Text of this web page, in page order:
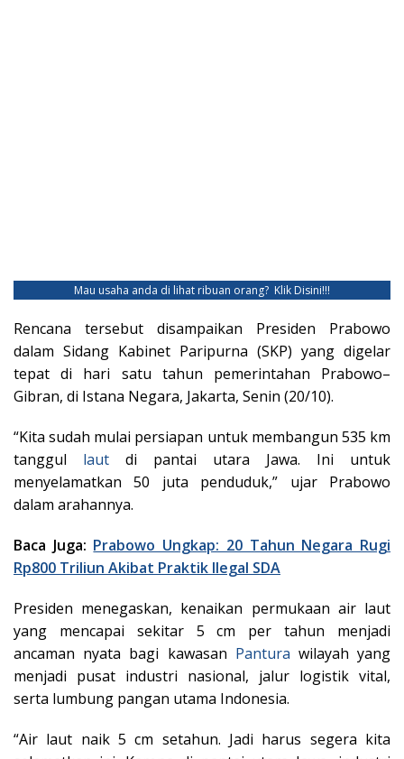
Mau usaha anda di lihat ribuan orang? Klik Disini!!!
Rencana tersebut disampaikan Presiden Prabowo
dalam Sidang Kabinet Paripurna (SKP) yang digelar
tepat di hari satu tahun pemerintahan Prabowo–
Gibran, di Istana Negara, Jakarta, Senin (20/10).
“Kita sudah mulai persiapan untuk membangun 535 km
tanggul laut di pantai utara Jawa. Ini untuk
menyelamatkan 50 juta penduduk,” ujar Prabowo
dalam arahannya.
Baca Juga: Prabowo Ungkap: 20 Tahun Negara Rugi
Rp800 Triliun Akibat Praktik Ilegal SDA
Presiden menegaskan, kenaikan permukaan air laut
yang mencapai sekitar 5 cm per tahun menjadi
ancaman nyata bagi kawasan Pantura wilayah yang
menjadi pusat industri nasional, jalur logistik vital,
serta lumbung pangan utama Indonesia.
“Air laut naik 5 cm setahun. Jadi harus segera kita